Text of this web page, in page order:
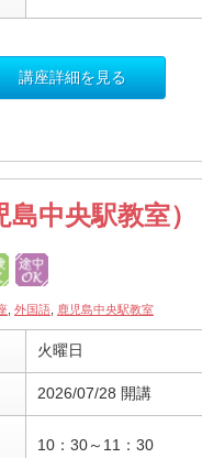
講座詳細を見る
中央駅教室）
外国語 鹿児島中央駅教室
火曜日
2026/07/28 開講
10：30～11：30